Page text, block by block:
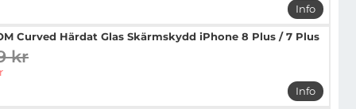
Info
mer info
Curved Härdat Glas Skärmskydd iPhone 8 Plus / 7 Plus
pris
kr
Info
mer info